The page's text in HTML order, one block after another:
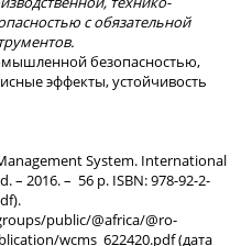
с обязательной
безопасностью,
эффекты, устойчивость
System. International
– 2016. – 56 р. ISBN: 978-92-2-
public/@africa/@ro-
wcms_622420.pdf (дата